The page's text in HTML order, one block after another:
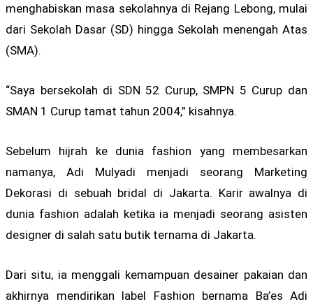
menghabiskan masa sekolahnya di Rejang Lebong, mulai
dari Sekolah Dasar (SD) hingga Sekolah menengah Atas
(SMA).
“Saya bersekolah di SDN 52 Curup, SMPN 5 Curup dan
SMAN 1 Curup tamat tahun 2004,” kisahnya.
Sebelum hijrah ke dunia fashion yang membesarkan
namanya, Adi Mulyadi menjadi seorang Marketing
Dekorasi di sebuah bridal di Jakarta. Karir awalnya di
dunia fashion adalah ketika ia menjadi seorang asisten
designer di salah satu butik ternama di Jakarta.
Dari situ, ia menggali kemampuan desainer pakaian dan
akhirnya mendirikan label Fashion bernama Ba’es Adi